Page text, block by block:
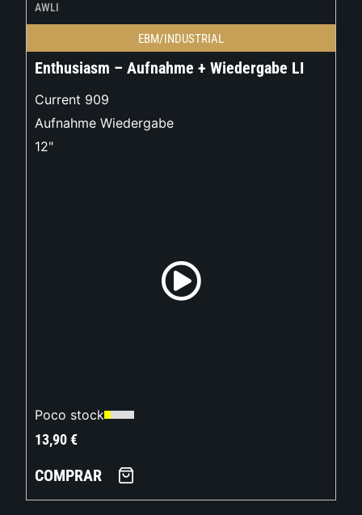
AWLI
EBM/INDUSTRIAL
Enthusiasm – Aufnahme + Wiedergabe LI
Current 909
Aufnahme Wiedergabe
12"
Poco stock
13,90€
COMPRAR